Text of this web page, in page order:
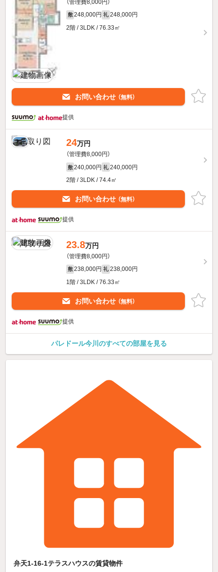
（管理費8,000円）
敷 248,000円 礼 248,000円
2階 / 3LDK / 76.33㎡
お問い合わせ （無料）
提供
24万円
（管理費8,000円）
敷 240,000円 礼 240,000円
2階 / 3LDK / 74.4㎡
お問い合わせ （無料）
提供
23.8万円
（管理費8,000円）
敷 238,000円 礼 238,000円
1階 / 3LDK / 76.33㎡
お問い合わせ （無料）
提供
パレドール今川のすべての部屋を見る
弁天1-16-1テラスハウスの賃貸物件